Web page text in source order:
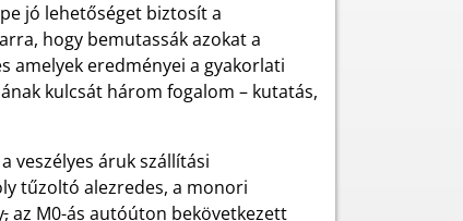
jó lehetőséget biztosít a
hogy bemutassák azokat a
amelyek eredményei a gyakorlati
kulcsát három fogalom – kutatás,
veszélyes áruk szállítási
tűzoltó alezredes, a monori
,az M0-ás autóúton bekövetkezett